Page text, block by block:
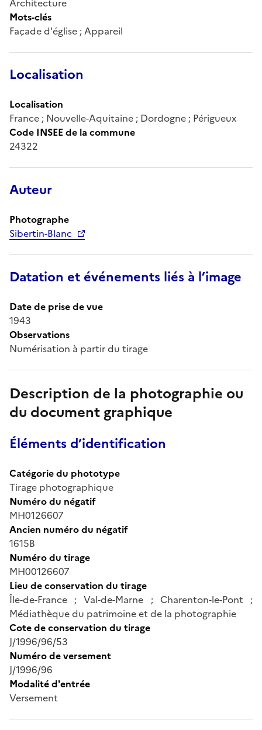
Mots-clés
Façade d'église ; Appareil
Localisation
Localisation
France ; Nouvelle-Aquitaine ; Dordogne ; Périgueux
Code INSEE de la commune
24322
Auteur
Photographe
Sibertin-Blanc
Datation et événements liés à l’image
Date de prise de vue
1943
Observations
Numérisation à partir du tirage
Description de la photographie ou
du document graphique
Éléments d’identification
Catégorie du phototype
Tirage photographique
Numéro du négatif
MH0126607
Ancien numéro du négatif
1615B
Numéro du tirage
MH00126607
Lieu de conservation du tirage
Île-de-France ; Val-de-Marne ; Charenton-le-Pont ;
Médiathèque du patrimoine et de la photographie
Cote de conservation du tirage
J/1996/96/53
Numéro de versement
J/1996/96
Modalité d'entrée
Versement